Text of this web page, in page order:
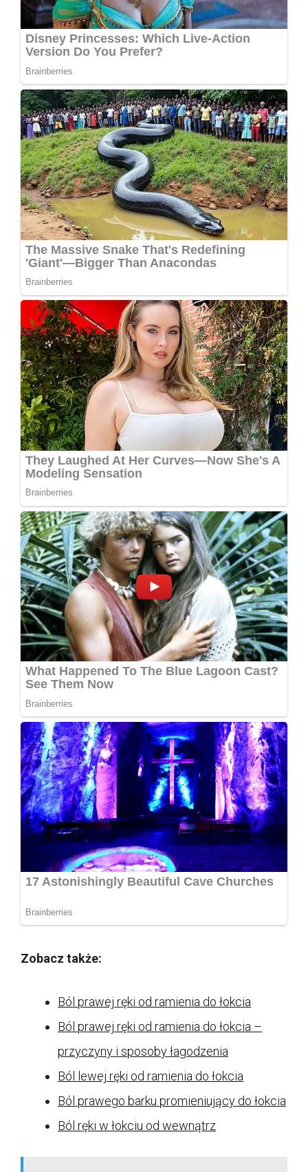
Zobacz także:
Ból prawej ręki od ramienia do łokcia
Ból prawej ręki od ramienia do łokcia –
przyczyny i sposoby łagodzenia
Ból lewej ręki od ramienia do łokcia
Ból prawego barku promieniujący do łokcia
Ból ręki w łokciu od wewnątrz